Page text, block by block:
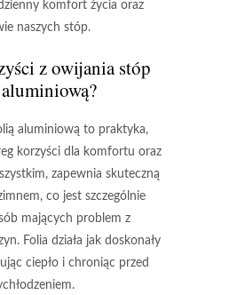
komfort życia oraz
naszych stóp.
z owijania stóp
aluminiową to praktyka,
korzyści dla komfortu oraz
zapewnia skuteczną
co jest szczególnie
mających problem z
Folia działa jak doskonały
ciepło i chroniąc przed